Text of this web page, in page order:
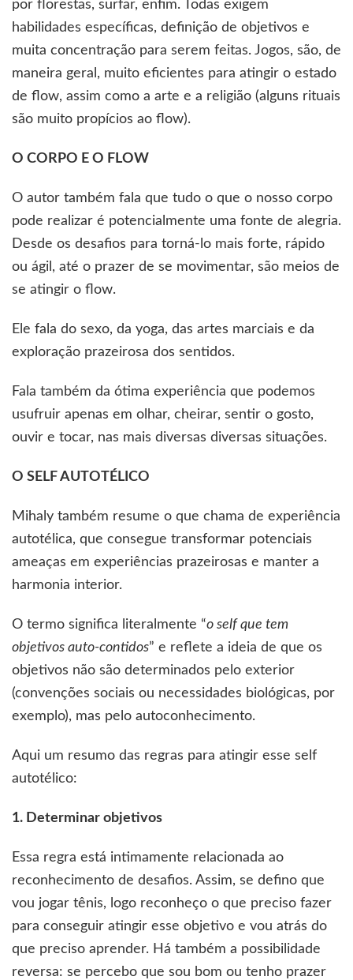
por florestas, surfar, enfim. Todas exigem
habilidades específicas, definição de objetivos e
muita concentração para serem feitas. Jogos, são, de
maneira geral, muito eficientes para atingir o estado
de flow, assim como a arte e a religião (alguns rituais
são muito propícios ao flow).
O CORPO E O FLOW
O autor também fala que tudo o que o nosso corpo
pode realizar é potencialmente uma fonte de alegria.
Desde os desafios para torná-lo mais forte, rápido
ou ágil, até o prazer de se movimentar, são meios de
se atingir o flow.
Ele fala do sexo, da yoga, das artes marciais e da
exploração prazeirosa dos sentidos.
Fala também da ótima experiência que podemos
usufruir apenas em olhar, cheirar, sentir o gosto,
ouvir e tocar, nas mais diversas diversas situações.
O SELF AUTOTÉLICO
Mihaly também resume o que chama de experiência
autotélica, que consegue transformar potenciais
ameaças em experiências prazeirosas e manter a
harmonia interior.
O termo significa literalmente “o self que tem
objetivos auto-contidos” e reflete a ideia de que os
objetivos não são determinados pelo exterior
(convenções sociais ou necessidades biológicas, por
exemplo), mas pelo autoconhecimento.
Aqui um resumo das regras para atingir esse self
autotélico:
1. Determinar objetivos
Essa regra está intimamente relacionada ao
reconhecimento de desafios. Assim, se defino que
vou jogar tênis, logo reconheço o que preciso fazer
para conseguir atingir esse objetivo e vou atrás do
que preciso aprender. Há também a possibilidade
reversa: se percebo que sou bom ou tenho prazer